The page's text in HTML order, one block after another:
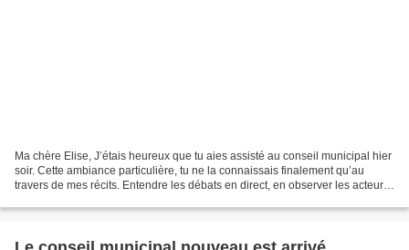
Ma chère Elise, J’étais heureux que tu aies assisté au conseil municipal hier
soir. Cette ambiance particulière, tu ne la connaissais finalement qu’au
travers de mes récits. Entendre les débats en direct, en observer les acteurs,